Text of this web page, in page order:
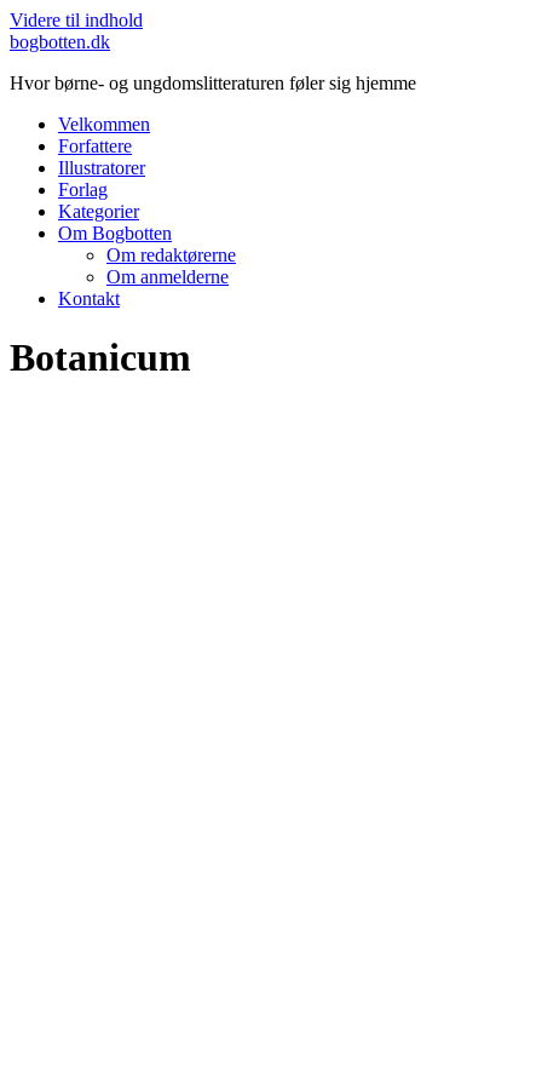
Videre til indhold
bogbotten.dk
Hvor børne- og ungdomslitteraturen føler sig hjemme
Velkommen
Forfattere
Illustratorer
Forlag
Kategorier
Om Bogbotten
Om redaktørerne
Om anmelderne
Kontakt
Botanicum